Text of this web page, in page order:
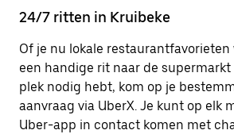
24/7 ritten in Kruibeke
Of je nu lokale
een handige rit naar de supermarkt
plek nodig hebt, kom op je
aanvraag via UberX. Je kunt op elk
Uber-app in contact komen met